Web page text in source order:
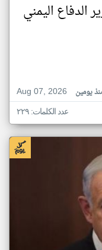
الدفاع اليمني
Aug 07, 2026
يومين
عدد الكلمات: ٢٢٩